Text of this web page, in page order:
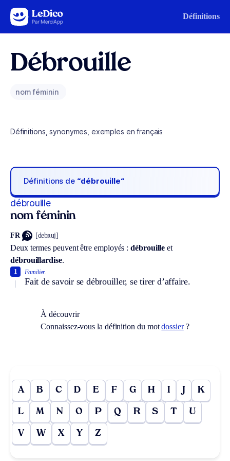
Aller au contenu Définitions
Débrouille
nom féminin
Définitions, synonymes, exemples en français
Définitions de “débrouille“
débrouille
nom féminin
FR [debʀuj]
Deux termes peuvent être employés :débrouille et
débrouillardise.
Familier.
Fait de savoir se débrouiller, se tirer d’affaire.
1
À découvrir
Connaissez-vous la définition du motdossier?
A B C D E F G H I J K
L M N O P Q R S T U
V W X Y Z